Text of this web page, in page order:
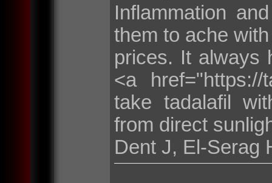
Inflammation
them to ache
prices. It always
<a href="https://
take tadalafil
from direct
Dent J, El-Serag